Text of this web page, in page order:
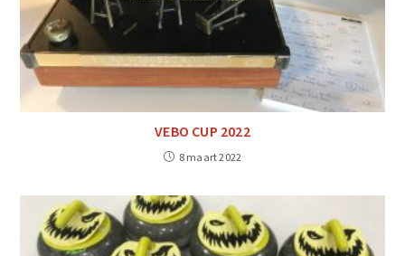
VEBO CUP 2022
8 maart 2022